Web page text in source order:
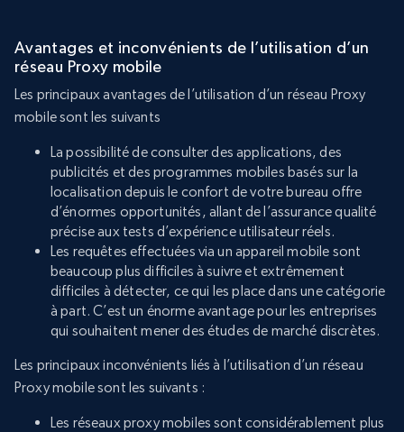
Avantages et inconvénients de l’utilisation d’un
réseau Proxy mobile
Les principaux avantages de l’utilisation d’un réseau Proxy
mobile sont les suivants
La possibilité de consulter des applications, des
publicités et des programmes mobiles basés sur la
localisation depuis le confort de votre bureau offre
d’énormes opportunités, allant de l’assurance qualité
précise aux tests d’expérience utilisateur réels.
Les requêtes effectuées via un appareil mobile sont
beaucoup plus difficiles à suivre et extrêmement
difficiles à détecter, ce qui les place dans une catégorie
à part. C’est un énorme avantage pour les entreprises
qui souhaitent mener des études de marché discrètes.
Les principaux inconvénients liés à l’utilisation d’un réseau
Proxy mobile sont les suivants :
Les réseaux proxy mobiles sont considérablement plus